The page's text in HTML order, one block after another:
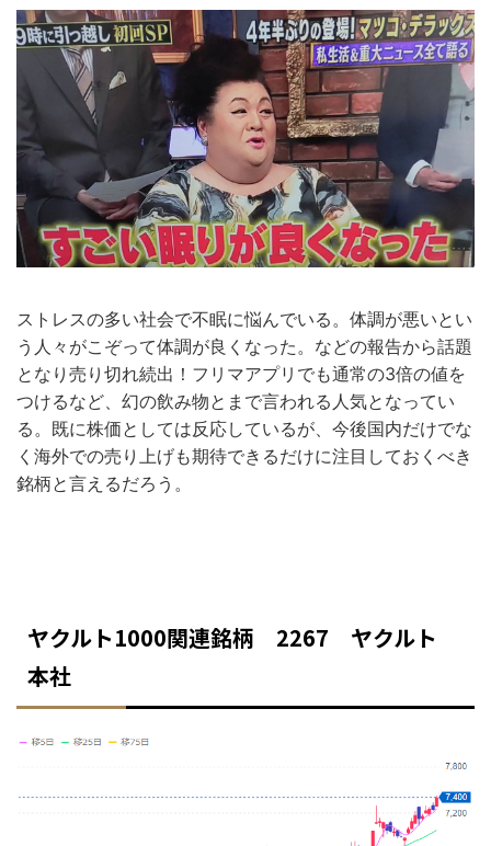
ストレスの多い社会で不眠に悩んでいる。体調が悪いとい
う人々がこぞって体調が良くなった。などの報告から話題
となり売り切れ続出！フリマアプリでも通常の3倍の値を
つけるなど、幻の飲み物とまで言われる人気となってい
る。既に株価としては反応しているが、今後国内だけでな
く海外での売り上げも期待できるだけに注目しておくべき
銘柄と言えるだろう。
ヤクルト1000関連銘柄 2267 ヤクルト
本社